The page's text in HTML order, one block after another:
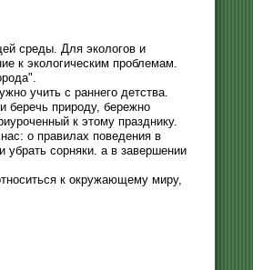
среды. Для экологов и
к экологическим проблемам.
учить с раннего детства.
беречь природу, бережно
к этому празднику.
о правилах поведения в
убрать сорняки. а в завершении
к окружающему миру,